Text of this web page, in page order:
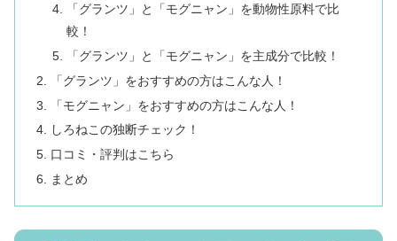
「グランツ」と「モグニャン」を動物性原料で比
較！
「グランツ」と「モグニャン」を主成分で比較！
「グランツ」をおすすめの方はこんな人！
「モグニャン」をおすすめの方はこんな人！
しろねこの独断チェック！
口コミ・評判はこちら
まとめ